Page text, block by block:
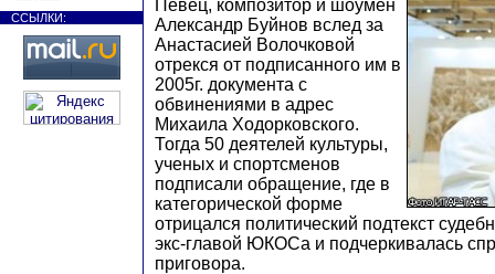
ССЫЛКИ:
Певец, композитор и шоумен
Александр Буйнов вслед за
Анастасией Волочковой
отрекся от подписанного им в
2005г. документа с
обвинениями в адрес
Михаила Ходорковского.
Тогда 50 деятелей культуры,
ученых и спортсменов
подписали обращение, где в
категорической форме
отрицался политический подтекст
экс-главой ЮКОСа и подчеркивалась
приговора.